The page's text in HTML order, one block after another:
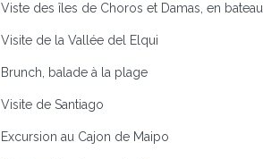
Viste des îles de Choros et Damas, en bateau.
Visite de la Vallée del Elqui
Brunch, balade à la plage
Visite de Santiago
Excursion au Cajon de Maipo